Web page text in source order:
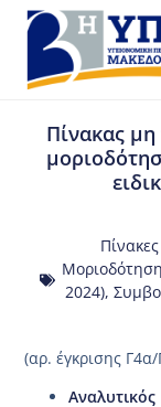
Πίνακας
2024),
(αρ. έγκρισης
Αναλυτικός